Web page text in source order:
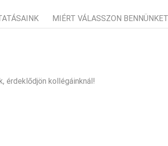
MIÉRT VÁLASSZON
érdeklődjön kollégáinknál!